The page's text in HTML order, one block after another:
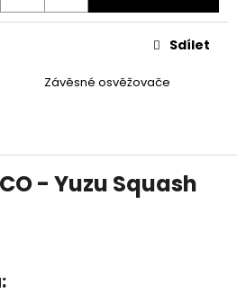
Závěsné osvěžovače
Sdílet
- Yuzu Squash